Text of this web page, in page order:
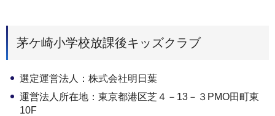
茅ケ崎小学校放課後キッズクラブ
選定運営法人：株式会社明日葉
運営法人所在地：東京都港区芝４－13－３PMO田町東
10F